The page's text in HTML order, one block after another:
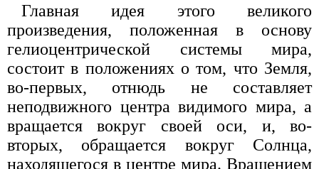
Главная идея этого великого
произведения, положенная в основу
гелиоцентрической системы мира,
состоит в положениях о том, что Земля,
во-первых, отнюдь не составляет
неподвижного центра видимого мира, а
вращается вокруг своей оси, и, во-
вторых, обращается вокруг Солнца,
находящегося в центре мира. Вращением